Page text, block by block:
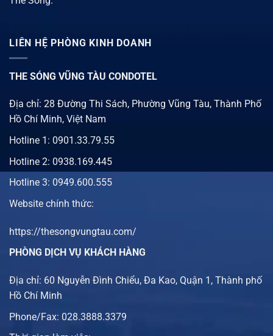
LIÊN HỆ PHÒNG KINH DOANH
THE SÓNG VŨNG TÀU CONDOTEL
Địa chỉ: 28 Đường Thi Sách, Phường Vũng Tàu, Thành Phố
Hồ Chí Minh, Việt Nam
Hotline 1: 0901.33.79.55
Hotline 2: 0938.169.445
Hotline 3: 0949.600.555
Website chính thức:
https://thesongvungtau.com/
PHÒNG DỊCH VỤ KHÁCH HÀNG
Địa chỉ: 60 Nguyễn Đình Chiểu, Đa Kao, Quận 1, Thành phố
Hồ Chí Minh
Phone/Fax: 028.3888.3379